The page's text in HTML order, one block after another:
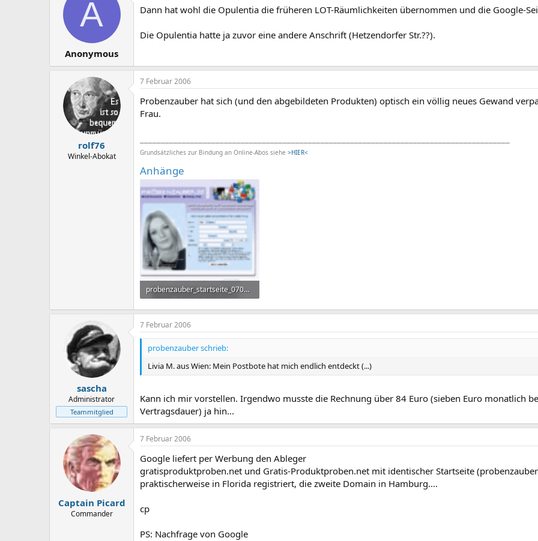
A
Anonymous
Dann hat wohl die Opulentia die früheren LOT-Räumlichkeiten übernommen und die Google-
Die Opulentia hatte ja zuvor eine andere Anschrift (Hetzendorfer Str.??).
rolf76
Winkel-Abokat
7 Februar 2006
Probenzauber hat sich (und den abgebildeten Produkten) optisch ein völlig neues Gewand
Frau.
Grundsätzliches zur Bindung an Online-Abos siehe >HIER<
Anhänge
probenzauber_startseite_070206.gif
104,4 KB · Aufrufe: 791
sascha
Administrator
Teammitglied
7 Februar 2006
probenzauber schrieb:
Livia M. aus Wien: Mein Postbote hat mich endlich entdeckt (...)
Kann ich mir vorstellen. Irgendwo musste die Rechnung über 84 Euro (sieben Euro monatlich
Vertragsdauer) ja hin...
Captain Picard
Commander
7 Februar 2006
Google liefert per Werbung den Ableger
gratisproduktproben.net und Gratis-Produktproben.net mit identischer Startseite
praktischerweise in Florida registriert, die zweite Domain in Hamburg....
cp
PS: Nachfrage von Google